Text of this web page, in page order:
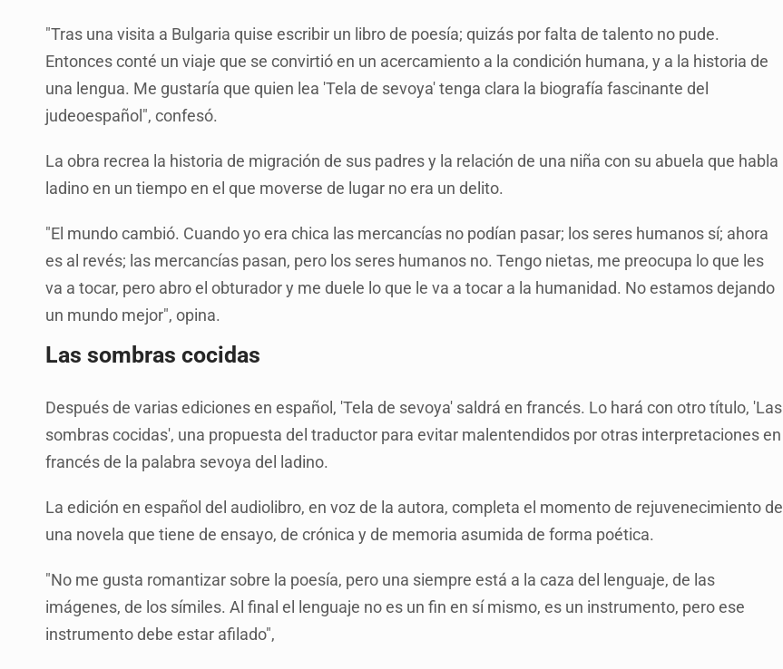
"Tras una visita a Bulgaria quise escribir un libro de poesía; quizás por falta de talento no pude.
Entonces conté un viaje que se convirtió en un acercamiento a la condición humana, y a la historia de
una lengua. Me gustaría que quien lea 'Tela de sevoya' tenga clara la biografía fascinante del
judeoespañol", confesó.
La obra recrea la historia de migración de sus padres y la relación de una niña con su abuela que habla
ladino en un tiempo en el que moverse de lugar no era un delito.
"El mundo cambió. Cuando yo era chica las mercancías no podían pasar; los seres humanos sí; ahora
es al revés; las mercancías pasan, pero los seres humanos no. Tengo nietas, me preocupa lo que les
va a tocar, pero abro el obturador y me duele lo que le va a tocar a la humanidad. No estamos dejando
un mundo mejor", opina.
Las sombras cocidas
Después de varias ediciones en español, 'Tela de sevoya' saldrá en francés. Lo hará con otro título, 'Las
sombras cocidas', una propuesta del traductor para evitar malentendidos por otras interpretaciones en
francés de la palabra sevoya del ladino.
La edición en español del audiolibro, en voz de la autora, completa el momento de rejuvenecimiento de
una novela que tiene de ensayo, de crónica y de memoria asumida de forma poética.
"No me gusta romantizar sobre la poesía, pero una siempre está a la caza del lenguaje, de las
imágenes, de los símiles. Al final el lenguaje no es un fin en sí mismo, es un instrumento, pero ese
instrumento debe estar afilado",